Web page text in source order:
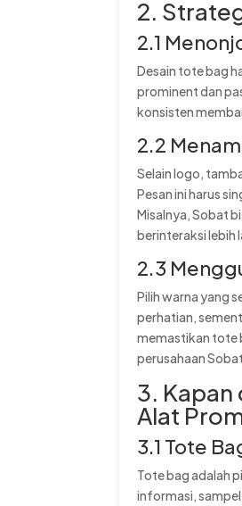
2.
2.1
Desain tote bag
prominent dan
konsisten
2.2
Selain logo,
Pesan ini harus
Misalnya, Sobat
berinteraksi lebih
2.3
Pilih warna yang
perhatian,
memastikan tote
perusahaan
3.
Alat
3.1 Tote
Tote bag adalah
informasi,